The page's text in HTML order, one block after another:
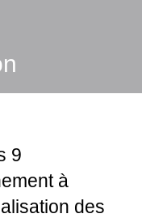
9
à
des